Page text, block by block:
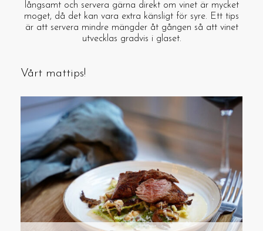
Vårt mattips!
långsamt och servera gärna direkt om vinet är mycket
moget, då det kan vara extra känsligt för syre. Ett tips
är att servera mindre mängder åt gången så att vinet
utvecklas gradvis i glaset.